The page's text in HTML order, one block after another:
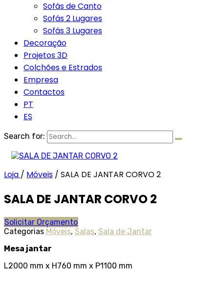
Sofás de Canto
Sofás 2 Lugares
Sofás 3 Lugares
Decoração
Projetos 3D
Colchões e Estrados
Empresa
Contactos
PT
ES
Search for:
Loja / Móveis / SALA DE JANTAR CORVO 2
SALA DE JANTAR CORVO 2
Solicitar Orçamento
Categorias Móveis, Salas, Sala de Jantar
Mesa jantar
L2000 mm x H760 mm x P1100 mm